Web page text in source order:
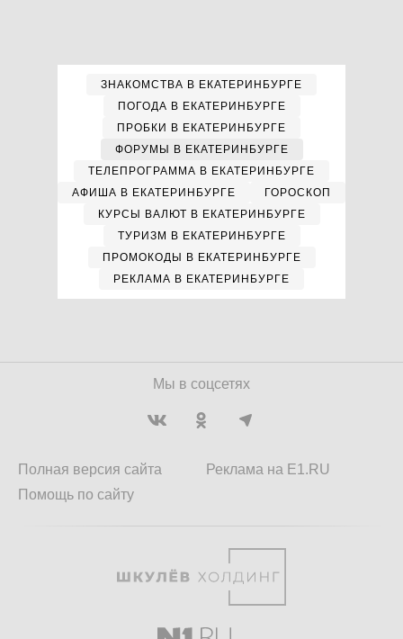
ЗНАКОМСТВА В ЕКАТЕРИНБУРГЕ
ПОГОДА В ЕКАТЕРИНБУРГЕ
ПРОБКИ В ЕКАТЕРИНБУРГЕ
ФОРУМЫ В ЕКАТЕРИНБУРГЕ
ТЕЛЕПРОГРАММА В ЕКАТЕРИНБУРГЕ
АФИША В ЕКАТЕРИНБУРГЕ
ГОРОСКОП
КУРСЫ ВАЛЮТ В ЕКАТЕРИНБУРГЕ
ТУРИЗМ В ЕКАТЕРИНБУРГЕ
ПРОМОКОДЫ В ЕКАТЕРИНБУРГЕ
РЕКЛАМА В ЕКАТЕРИНБУРГЕ
Мы в соцсетях
Полная версия сайта
Помощь по сайту
Реклама на E1.RU